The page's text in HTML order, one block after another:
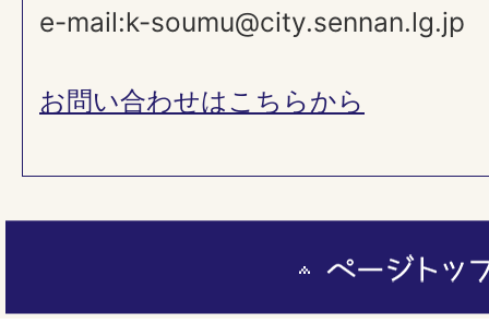
e-mail:k-soumu@city.sennan.lg.jp
お問い合わせはこちらから